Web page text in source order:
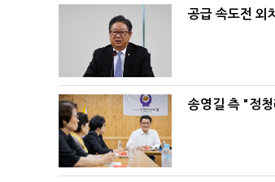
공급 속도전 외
송영길 측 "정